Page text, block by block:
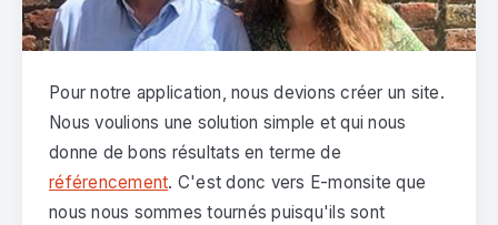
Pour notre application, nous devions créer un site.
Nous voulions une solution simple et qui nous
donne de bons résultats en terme de
référencement. C'est donc vers E-monsite que
nous nous sommes tournés puisqu'ils sont